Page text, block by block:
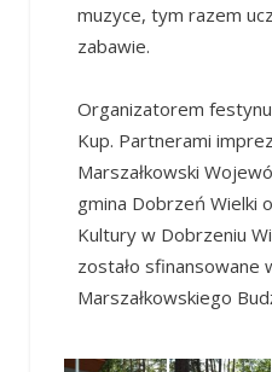
muzyce, tym razem
zabawie.
Organizatorem
Kup. Partnerami
Marszałkowski
gmina Dobrzeń Wielki
Kultury w Dobrzeniu
zostało sfinansowane
Marszałkowskiego